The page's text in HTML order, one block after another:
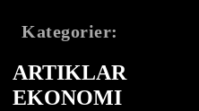
Kategorier:
ARTIKLAR
EKONOMI